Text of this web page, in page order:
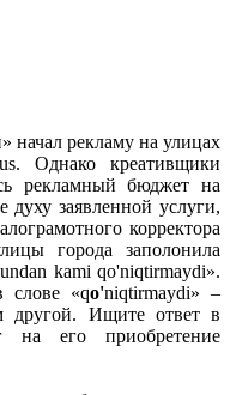
начал рекламу на улицах
Однако креативщики
рекламный бюджет на
заявленной услуги,
корректора
города заполонила
kami qo'niqtirmaydi».
слове «qo'niqtirmaydi» –
другой. Ищите ответ в
на его приобретение